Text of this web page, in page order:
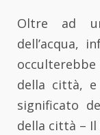
Oltre ad
dell’acqua,
della città,
significato
della città – Il